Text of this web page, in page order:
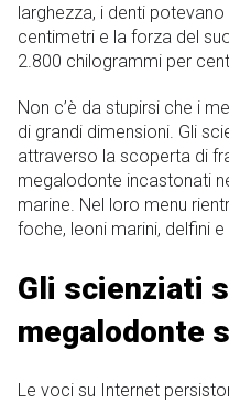
larghezza, i denti
centimetri e la forza del
2.800 chilogrammi per
Non c’è da stupirsi che i
di grandi dimensioni. Gli
attraverso la scoperta di
megalodonte incastonati
marine. Nel loro menu
foche, leoni marini, delfini e
Gli scienziati
megalodonte
Le voci su Internet